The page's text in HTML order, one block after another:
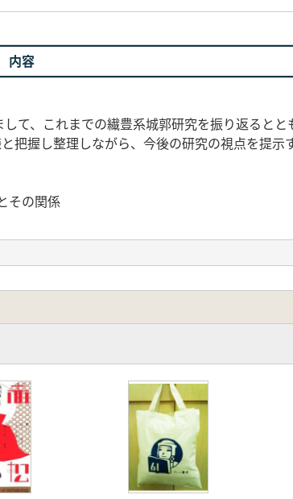
内容
て、これまでの繊豊系城郭研究を振り返るとと
把握し整理しながら、今後の研究の視点を提示
その関係